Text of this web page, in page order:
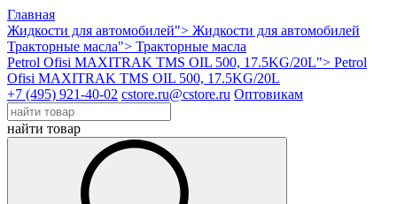
Главная
Жидкости для автомобилей"> Жидкости для автомобилей
Тракторные масла"> Тракторные масла
Petrol Ofisi MAXITRAK TMS OIL 500, 17.5KG/20L"> Petrol
Ofisi MAXITRAK TMS OIL 500, 17.5KG/20L
+7 (495) 921-40-02 cstore.ru@cstore.ru Оптовикам
найти товар